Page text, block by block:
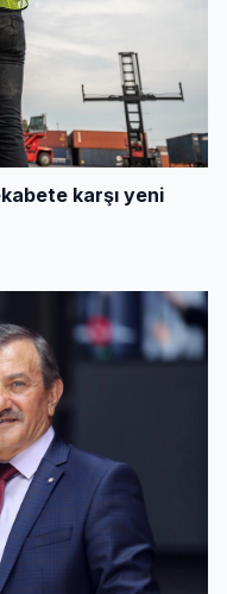
karşı yeni